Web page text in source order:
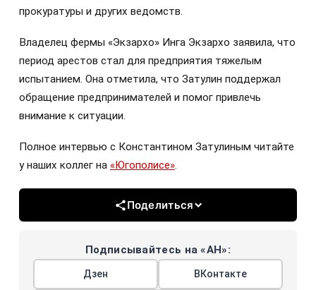
прокуратуры и других ведомств.
Владелец фермы «Экзархо» Инга Экзархо заявила, что
период арестов стал для предприятия тяжелым
испытанием. Она отметила, что Затулин поддержал
обращение предпринимателей и помог привлечь
внимание к ситуации.
Полное интервью с Константином Затулиным читайте
у наших коллег на «Югополисе».
Поделиться
Подписывайтесь на «АН»:
Дзен ВКонтакте